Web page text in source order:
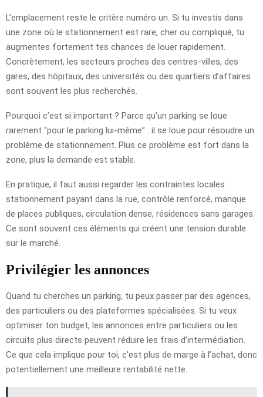
L’emplacement reste le critère numéro un. Si tu investis dans
une zone où le stationnement est rare, cher ou compliqué, tu
augmentes fortement tes chances de louer rapidement.
Concrètement, les secteurs proches des centres-villes, des
gares, des hôpitaux, des universités ou des quartiers d’affaires
sont souvent les plus recherchés.
Pourquoi c’est si important ? Parce qu’un parking se loue
rarement “pour le parking lui-même” : il se loue pour résoudre un
problème de stationnement. Plus ce problème est fort dans la
zone, plus la demande est stable.
En pratique, il faut aussi regarder les contraintes locales :
stationnement payant dans la rue, contrôle renforcé, manque
de places publiques, circulation dense, résidences sans garages.
Ce sont souvent ces éléments qui créent une tension durable
sur le marché.
Privilégier les annonces
Quand tu cherches un parking, tu peux passer par des agences,
des particuliers ou des plateformes spécialisées. Si tu veux
optimiser ton budget, les annonces entre particuliers ou les
circuits plus directs peuvent réduire les frais d’intermédiation.
Ce que cela implique pour toi, c’est plus de marge à l’achat, donc
potentiellement une meilleure rentabilité nette.